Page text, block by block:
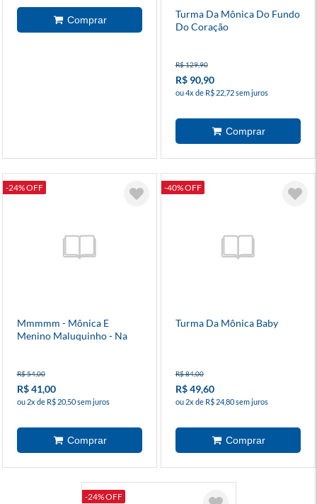
Turma Da Mônica Do Fundo
Do Coração
R$ 129,90
R$ 90,90
ou 4x de R$ 22,72 sem juros
-24% OFF
Mmmmm - Mônica E
Menino Maluquinho - Na
R$ 54,00
R$ 41,00
ou 2x de R$ 20,50 sem juros
-40% OFF
Turma Da Mônica Baby
R$ 84,00
R$ 49,60
ou 2x de R$ 24,80 sem juros
-24% OFF